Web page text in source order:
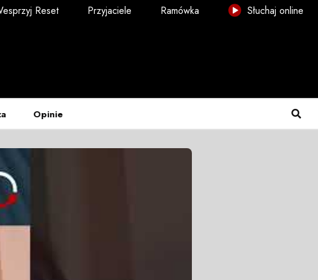
Reset Przyjaciele Ramówka Słuchaj online
Opinie